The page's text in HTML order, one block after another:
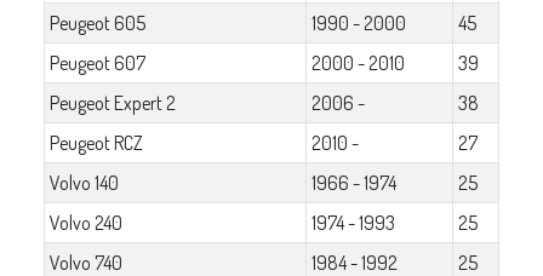
Peugeot 605
1990 - 2000
45
Peugeot 607
2000 - 2010
39
Peugeot Expert 2
2006 -
38
Peugeot RCZ
2010 -
27
Volvo 140
1966 - 1974
25
Volvo 240
1974 - 1993
25
Volvo 740
1984 - 1992
25